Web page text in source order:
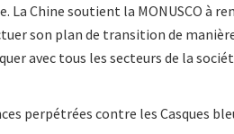
La Chine soutient la MONUSCO à
son plan de transition de
avec tous les secteurs de la
perpétrées contre les Casques